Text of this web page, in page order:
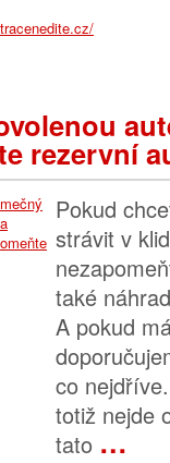
rezervní
Pokud
strávit v
také
A pokud
co
totiž nejde
tato …